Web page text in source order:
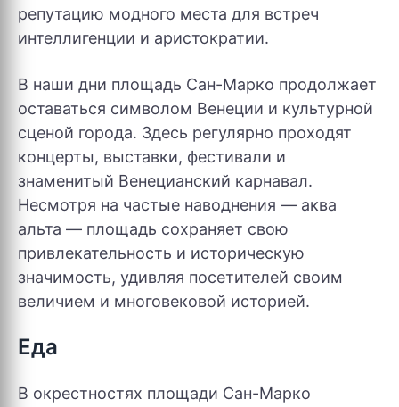
репутацию модного места для встреч
интеллигенции и аристократии.
В наши дни площадь Сан-Марко продолжает
оставаться символом Венеции и культурной
сценой города. Здесь регулярно проходят
концерты, выставки, фестивали и
знаменитый Венецианский карнавал.
Несмотря на частые наводнения — аква
альта — площадь сохраняет свою
привлекательность и историческую
значимость, удивляя посетителей своим
величием и многовековой историей.
Еда
В окрестностях площади Сан-Марко